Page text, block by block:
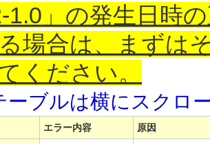
1.0」の発生日時
場合は、まずは
ください。
エラー内容 原因